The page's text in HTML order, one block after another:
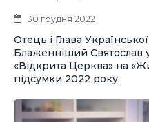
30 грудня 2022
Отець і Глава
Блаженніший Святослав
«Відкрита Церква» на
підсумки 2022 року.